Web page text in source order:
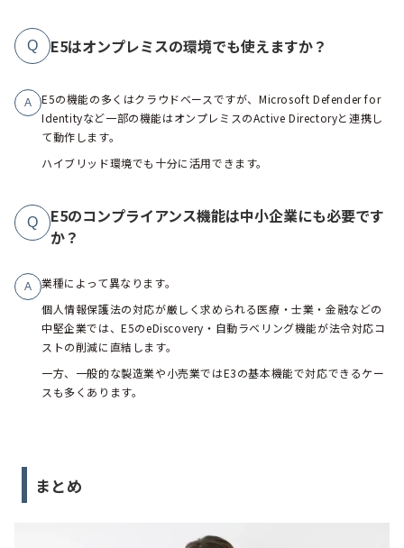
Q E5はオンプレミスの環境でも使えますか？
A
E5の機能の多くはクラウドベースですが、Microsoft Defender for
Identityなど一部の機能はオンプレミスのActive Directoryと連携し
て動作します。
ハイブリッド環境でも十分に活用できます。
Q
E5のコンプライアンス機能は中小企業にも必要です
か？
A
業種によって異なります。
個人情報保護法の対応が厳しく求められる医療・士業・金融などの
中堅企業では、E5のeDiscovery・自動ラベリング機能が法令対応コ
ストの削減に直結します。
一方、一般的な製造業や小売業ではE3の基本機能で対応できるケー
スも多くあります。
まとめ